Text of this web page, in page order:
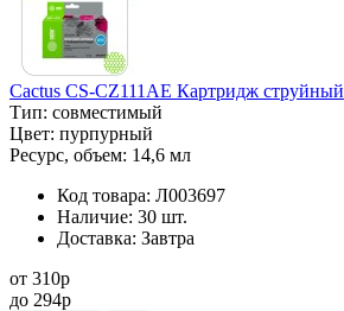
Cactus CS-CZ111AE Картридж струйный
Тип: совместимый
Цвет: пурпурный
Ресурс, объем: 14,6 мл
Код товара: Л003697
Наличие: 30 шт.
Доставка: Завтра
от 310p
до 294p